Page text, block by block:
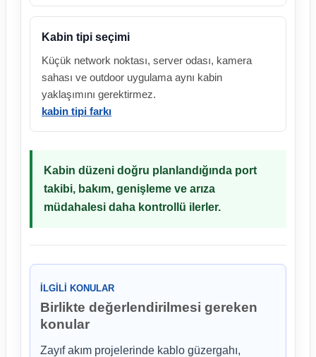
Kabin tipi seçimi
Küçük network noktası, server odası, kamera
sahası ve outdoor uygulama aynı kabin
yaklaşımını gerektirmez.
kabin tipi farkı
Kabin düzeni doğru planlandığında port
takibi, bakım, genişleme ve arıza
müdahalesi daha kontrollü ilerler.
İLGILI KONULAR
Birlikte değerlendirilmesi gereken
konular
Zayıf akım projelerinde kablo güzergahı,